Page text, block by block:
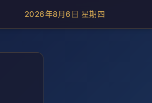
2026年8月6日 星期四